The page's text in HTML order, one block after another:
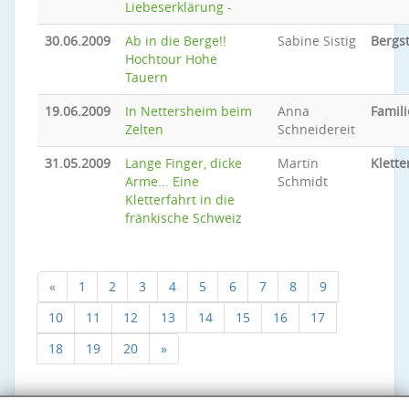
Liebeserklärung -
30.06.2009
Ab in die Berge!!
Hochtour Hohe
Tauern
Sabine Sistig
19.06.2009
In Nettersheim beim
Zelten
Anna
Schneidereit
31.05.2009
Lange Finger, dicke
Arme... Eine
Kletterfahrt in die
fränkische Schweiz
Martin
Schmidt
« 1 2 3 4 5 6 7 8
9
10
11 12 13 14 15 16
17
18
19 20 »